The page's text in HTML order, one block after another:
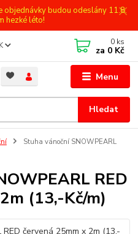
objednávky budou odeslány 11.8.
hezké léto!
Menu
Hledat
0 ks
za 0 Kč
Stuha vánoční SNOWPEARL
RED
(13,-Kč/m)